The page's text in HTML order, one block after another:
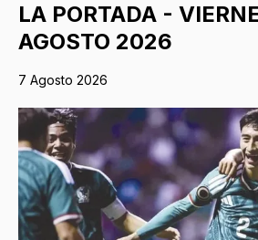
LA PORTADA -
AGOSTO 2026
7 Agosto 2026